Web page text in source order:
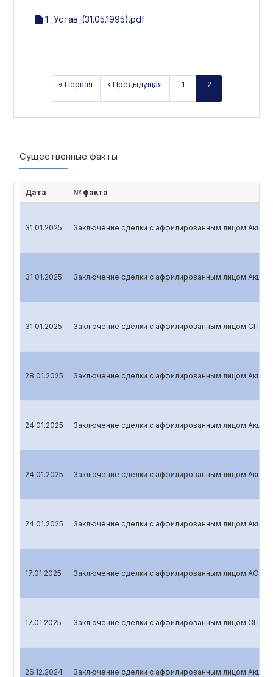
1._Устав_(31.05.1995).pdf
« Первая ‹ Предыдущая 1 2
Существенные факты
Дата № факта
31.01.2025 Заключение сделки с аффилированным лицом
31.01.2025 Заключение сделки с аффилированным лицом
31.01.2025 Заключение сделки с аффилированным лицом СП
28.01.2025 Заключение сделки с аффилированным лицом
24.01.2025 Заключение сделки с аффилированным лицом
24.01.2025 Заключение сделки с аффилированным лицом
24.01.2025 Заключение сделки с аффилированным лицом
17.01.2025 Заключение сделки с аффилированным лицом AO
17.01.2025 Заключение сделки с аффилированным лицом СП
26.12.2024 Заключение сделки с аффилированным лицом